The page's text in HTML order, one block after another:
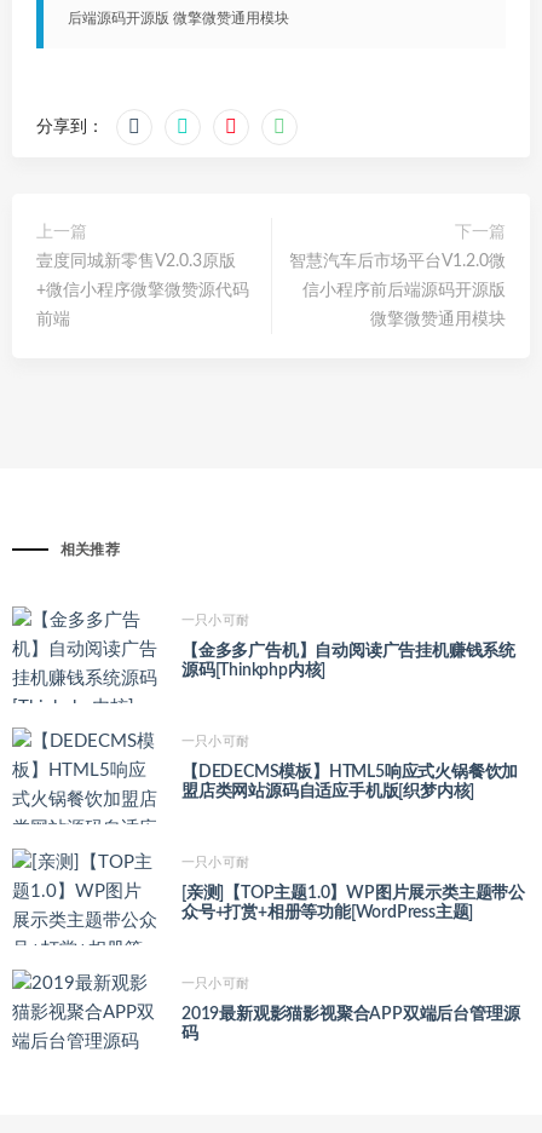
后端源码开源版 微擎微赞通用模块
分享到：
上一篇
壹度同城新零售V2.0.3原版
+微信小程序微擎微赞源代码
前端
下一篇
智慧汽车后市场平台V1.2.0微
信小程序前后端源码开源版
微擎微赞通用模块
相关推荐
一只小可耐
【金多多广告机】自动阅读广告挂机赚钱系统
源码[Thinkphp内核]
一只小可耐
【DEDECMS模板】HTML5响应式火锅餐饮加
盟店类网站源码自适应手机版[织梦内核]
一只小可耐
[亲测]【TOP主题1.0】WP图片展示类主题带公
众号+打赏+相册等功能[WordPress主题]
一只小可耐
2019最新观影猫影视聚合APP双端后台管理源
码